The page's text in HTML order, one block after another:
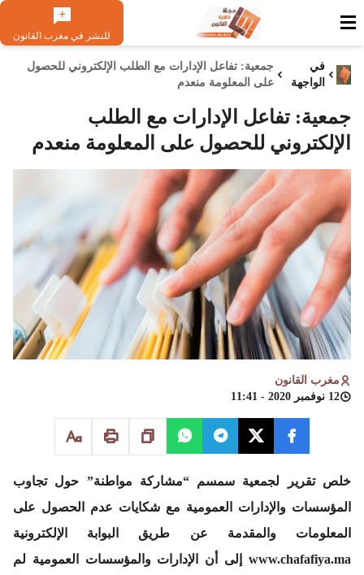
للنشر في مغرب القانون
في
الواجهة
جمعية: تفاعل الإدارات مع الطلب الإلكتروني للحصول
على المعلومة منعدم
جمعية: تفاعل الإدارات مع الطلب
الإلكتروني للحصول على المعلومة منعدم
مغرب القانون
12 نوفمبر 2020 - 11:41
خلص تقرير لجمعية سمسم “مشاركة مواطنة” حول تجاوب
المؤسسات والإدارات العمومية مع شكايات عدم الحصول على
المعلومات والمقدمة عن طريق البوابة الإلكترونية
www.chafafiya.ma إلى أن الإدارات والمؤسسات العمومية لم